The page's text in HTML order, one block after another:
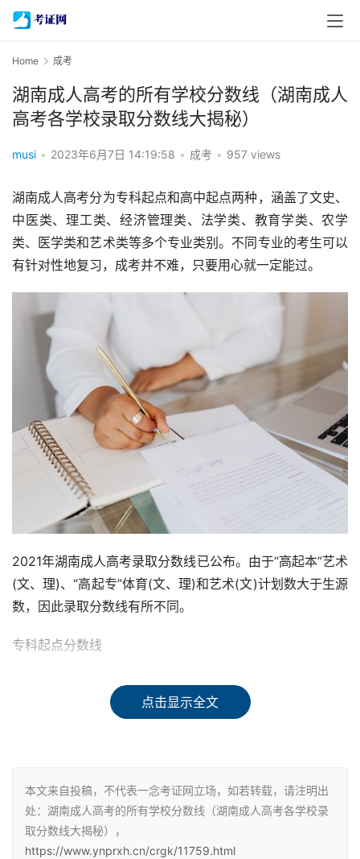
Home 成考
湖南成人高考的所有学校分数线（湖南成人
高考各学校录取分数线大揭秘）
musi • 2023年6月7日 14:19:58 • 成考 • 957 views
湖南成人高考分为专科起点和高中起点两种，涵盖了文史、
中医类、理工类、经济管理类、法学类、教育学类、农学
类、医学类和艺术类等多个专业类别。不同专业的考生可以
有针对性地复习，成考并不难，只要用心就一定能过。
2021年湖南成人高考录取分数线已公布。由于“高起本”艺术
(文、理)、“高起专”体育(文、理)和艺术(文)计划数大于生源
数，因此录取分数线有所不同。
专科起点分数线
湖南成人高考专科起点升本科的录取分数线如下：
– 文史、中医类：193分
– 经济管理类：126分
– 法学类：181分
点击显示全文
本文来自投稿，不代表一念考证网立场，如若转载，请注明出
处：湖南成人高考的所有学校分数线（湖南成人高考各学校录
取分数线大揭秘），
https://www.ynprxh.cn/crgk/11759.html